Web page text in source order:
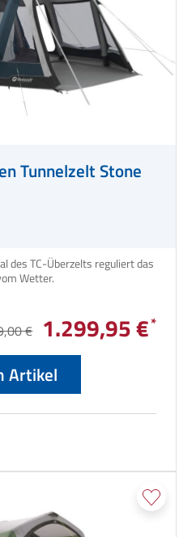
Tunnelzelt Stone
des TC-Überzelts reguliert das
€ 1.299,95 €
Artikel